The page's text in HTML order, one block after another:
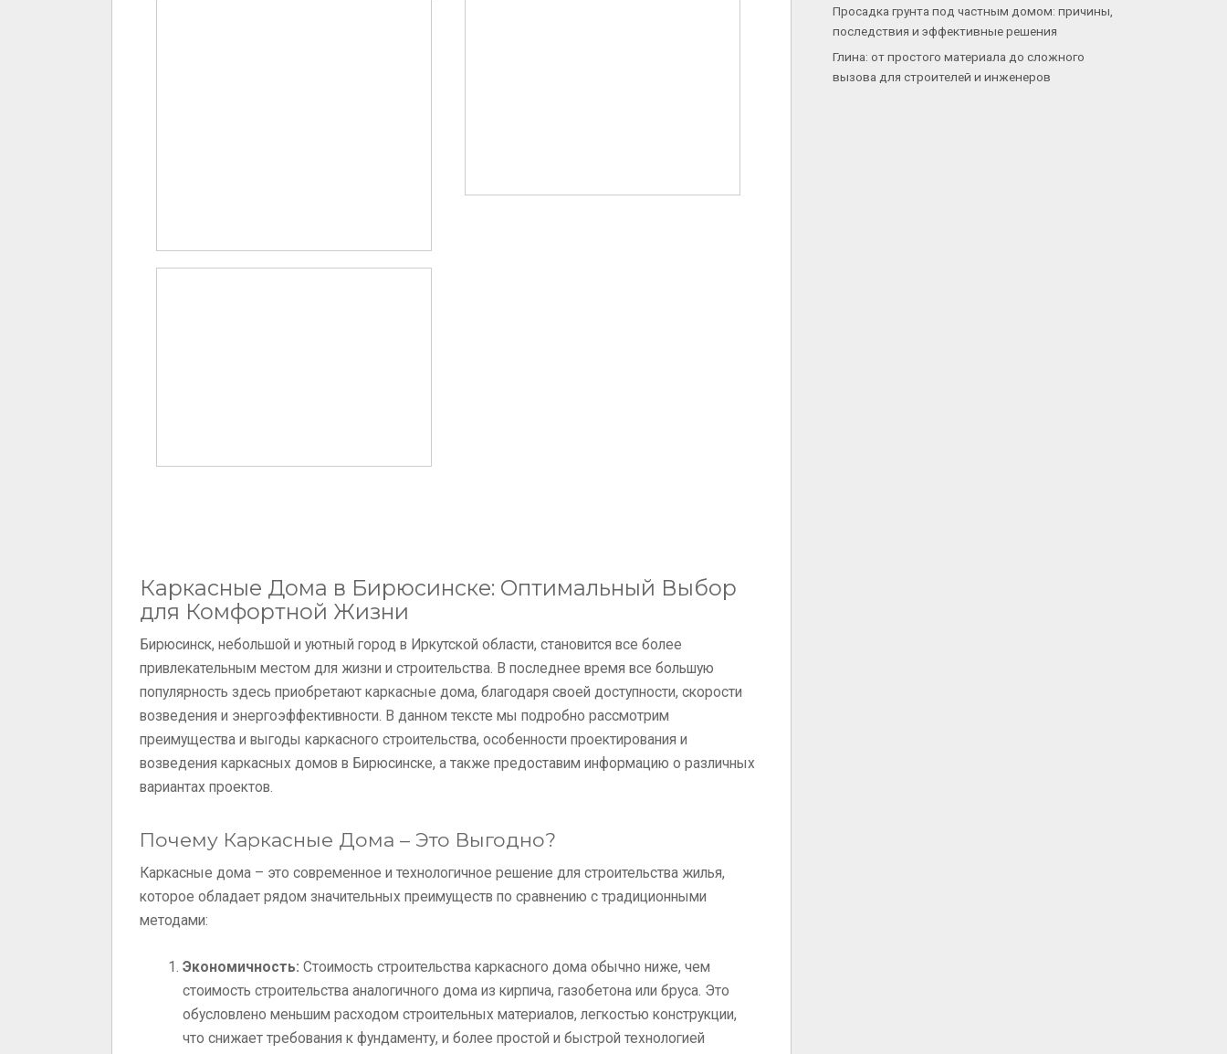
Каркасные Дома в Бирюсинске: Оптимальный Выбор
для Комфортной Жизни
Бирюсинск, небольшой и уютный город в Иркутской области, становится все более
привлекательным местом для жизни и строительства. В последнее время все большую
популярность здесь приобретают каркасные дома, благодаря своей доступности, скорости
возведения и энергоэффективности. В данном тексте мы подробно рассмотрим
преимущества и выгоды каркасного строительства, особенности проектирования и
возведения каркасных домов в Бирюсинске, а также предоставим информацию о различных
вариантах проектов.
Почему Каркасные Дома – Это Выгодно?
Каркасные дома – это современное и технологичное решение для строительства жилья,
которое обладает рядом значительных преимуществ по сравнению с традиционными
методами:
Экономичность: Стоимость строительства каркасного дома обычно ниже, чем
стоимость строительства аналогичного дома из кирпича, газобетона или бруса. Это
обусловлено меньшим расходом строительных материалов, легкостью конструкции,
что снижает требования к фундаменту, и более простой и быстрой технологией
Просадка грунта под частным домом: причины,
последствия и эффективные решения
Глина: от простого материала до сложного
вызова для строителей и инженеров